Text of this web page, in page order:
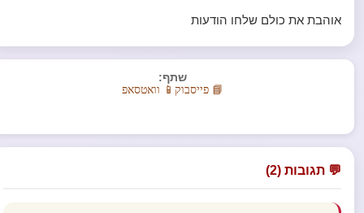
אוהבת את כולם שלחו הודעות
שתף:
📘 פייסבוק 📱 וואטסאפ
💬 תגובות (2)